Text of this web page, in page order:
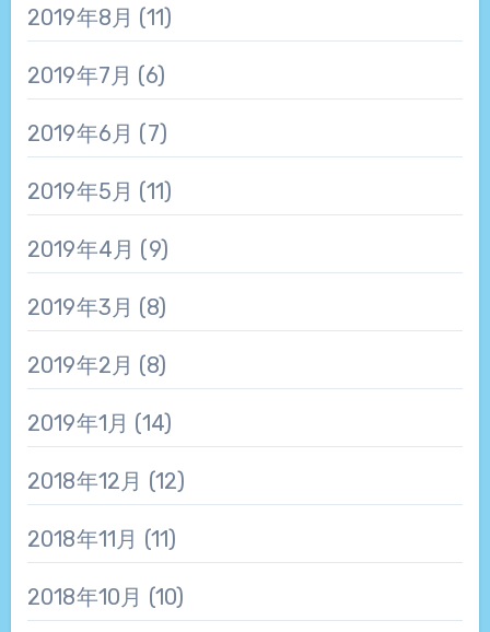
2019年8月 (11)
2019年7月 (6)
2019年6月 (7)
2019年5月 (11)
2019年4月 (9)
2019年3月 (8)
2019年2月 (8)
2019年1月 (14)
2018年12月 (12)
2018年11月 (11)
2018年10月 (10)